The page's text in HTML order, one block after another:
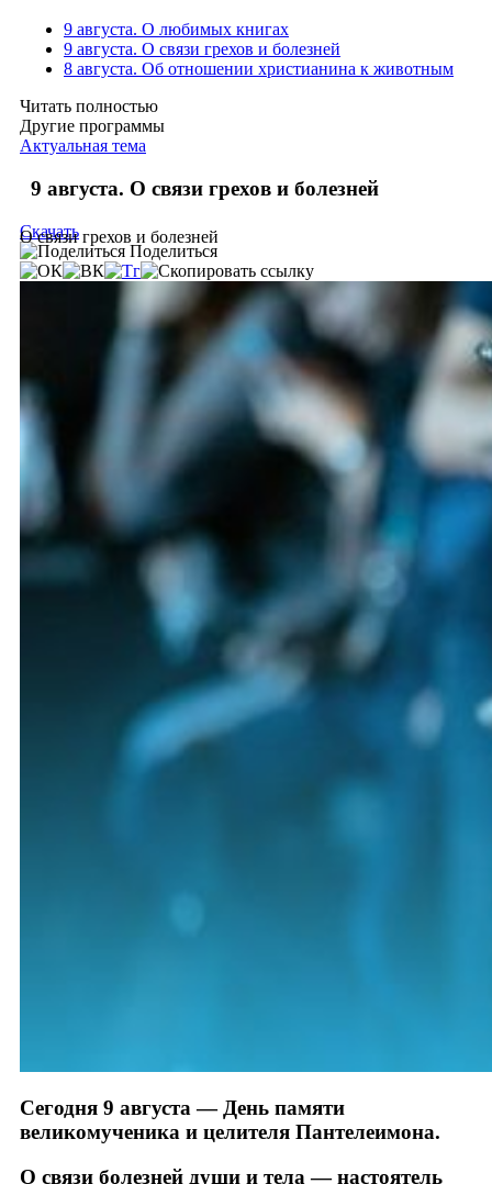
9 августа. О любимых книгах
9 августа. О связи грехов и болезней
8 августа. Об отношении христианина к животным
Читать полностью
Другие программы
Актуальная тема
9 августа. О связи грехов и болезней
О связи грехов и болезней
Скачать
Поделиться
Сегодня 9 августа — День памяти
великомученика и целителя Пантелеимона.
О связи болезней души и тела — настоятель